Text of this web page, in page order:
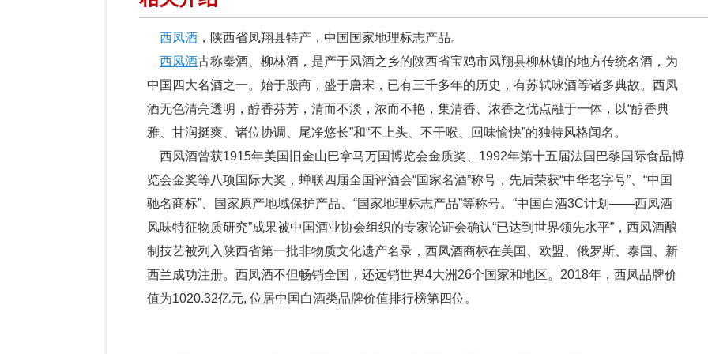
西凤酒 ，陕西省凤翔县特产，中国国家地理标志产品。
西凤酒古称秦酒、柳林酒，是产于凤酒之乡的陕西省宝鸡市凤翔县柳林镇的地方传统名酒，为
中国四大名酒之一。始于殷商，盛于唐宋，已有三千多年的历史，有苏轼咏酒等诸多典故。西凤
酒无色清亮透明，醇香芬芳，清而不淡，浓而不艳，集清香、浓香之优点融于一体，以“醇香典
雅、甘润挺爽、诸位协调、尾净悠长”和“不上头、不干喉、回味愉快”的独特风格闻名。
西凤酒曾获1915年美国旧金山巴拿马万国博览会金质奖、1992年第十五届法国巴黎国际食品博
览会金奖等八项国际大奖，蝉联四届全国评酒会“国家名酒”称号，先后荣获“中华老字号”、“中国
驰名商标”、国家原产地域保护产品、“国家地理标志产品”等称号。“中国白酒3C计划——西凤酒
风味特征物质研究”成果被中国酒业协会组织的专家论证会确认“已达到世界领先水平”，西凤酒酿
制技艺被列入陕西省第一批非物质文化遗产名录，西凤酒商标在美国、欧盟、俄罗斯、泰国、新
西兰成功注册。西凤酒不但畅销全国，还远销世界4大洲26个国家和地区。2018年，西凤品牌价
值为1020.32亿元, 位居中国白酒类品牌价值排行榜第四位。